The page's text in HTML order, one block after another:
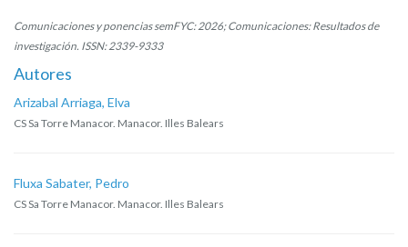
Comunicaciones y ponencias semFYC: 2026; Comunicaciones: Resultados de
investigación. ISSN: 2339-9333
Autores
Arizabal Arriaga, Elva
CS Sa Torre Manacor. Manacor. Illes Balears
Fluxa Sabater, Pedro
CS Sa Torre Manacor. Manacor. Illes Balears